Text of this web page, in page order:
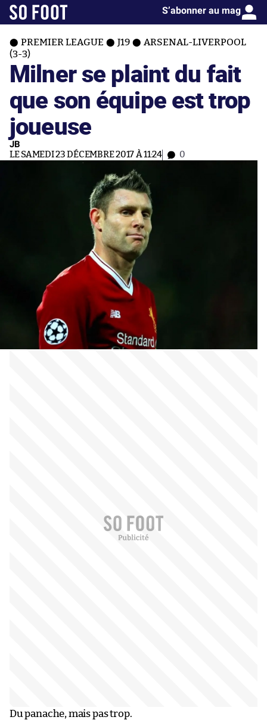
S’abonner au mag
PREMIER LEAGUE J19
ARSENAL-LIVERPOOL
(3-3)
Milner se plaint du fait
que son équipe est trop
joueuse
JB
LE SAMEDI 23 DÉCEMBRE 2017 À 11:24 0
Du panache, mais pas trop.